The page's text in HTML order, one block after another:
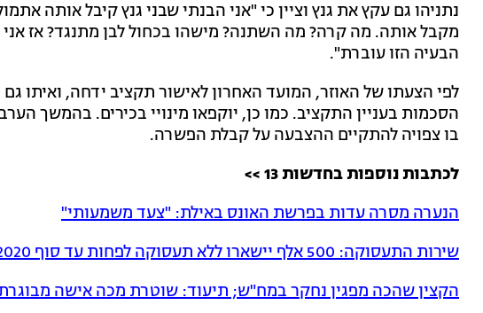
נתניהו גם עקץ את גנץ וציין כי "אני הבנתי שבני גנץ קיבל אותה
מקבל אותה. מה קרה? מה השתנה? מישהו בכחול לבן מתנגד? אז
הבעיה הזו עוברת".
לפי הצעתו של האוזר, המועד האחרון לאישור תקציב ידחה, ואיתו
הסכמות בעניין התקציב. כמו כן, יוקפאו מינויי בכירים. בהמשך
בו צפויה להתקיים ההצבעה על קבלת הפשרה.
לכתבות נוספות בחדשות 13 >>
הנערה מסרה עדות בפרשת האונס באילת: "צעד משמעותי"
שירות התעסוקה: 500 אלף יישארו ללא תעסוקה לפחות עד סוף 2020
הקצין שהכה מפגין נחקר במח"ש; תיעוד: שוטרת מכה אישה